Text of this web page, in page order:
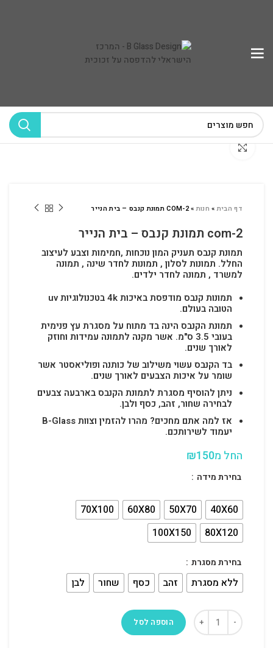
לחץ להגדלה
דף הבית» חנות»COM-2 תמונת קנבס – בית הנייר
com-2 תמונת קנבס – בית הנייר
תמונת קנבס תעניק המון נוכחות ,חמימות וצבע לעיצוב
החלל. תמונות לסלון , תמונות לחדר שינה , תמונה
למשרד , תמונה לחדר ילדים.
תמונות קנבס מודפסת באיכות 4k בטכנולוגיות uv
הטובה בעולם.
תמונת הקנבס הינה בד מתוח על מסגרת עץ פנימית
בעובי 3.5 ס"מ. אשר מקנה לתמונה עמידות וחוזק
לאורך שנים.
בד הקנבס עשוי משילוב של כותנה ופוליאסטר אשר
שומר על איכות הצבעים לאורך שנים.
ניתן להוסיף מסגרת לתמונת הקנבס בארבעה צבעים
לבחירה שחור, זהב, כסף ולבן.
אז למה אתם מחכים? מהרו להזמין וצוות B-Glass
יעמוד לשירותכם.
החל מ ₪150
בחירת מידה
40X60
50X70
60X80
70X100
80X120
100X150
בחירת מסגרת
ללא מסגרת זהב כסף שחור לבן
הוספה לסל